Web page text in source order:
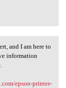
and I am here to
information
epson-printer-